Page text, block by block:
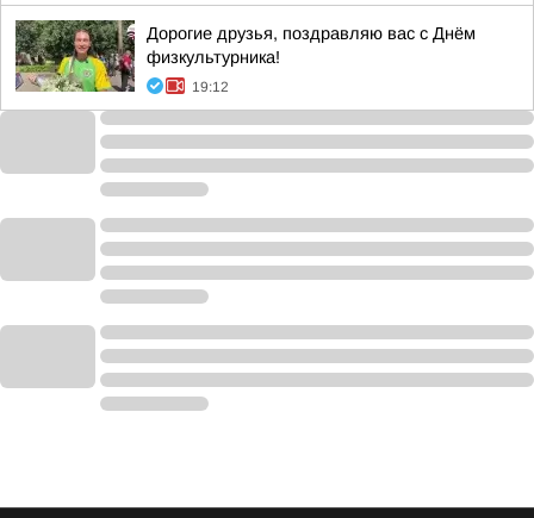
Дорогие друзья, поздравляю вас с Днём
физкультурника!
19:12